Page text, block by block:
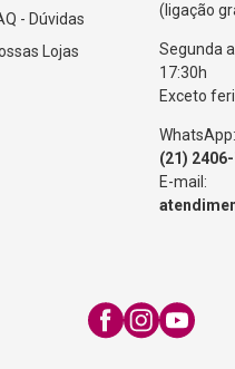
- Dúvidas
Lojas
(ligação
Segunda
17:30h
Exceto
WhatsApp:
(21)
E-mail: